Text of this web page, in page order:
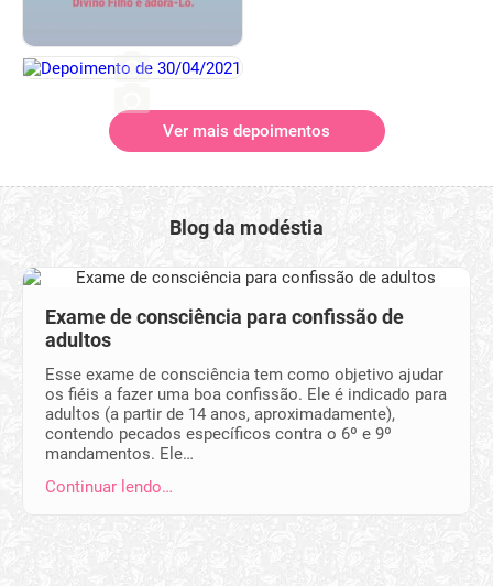
Ver mais depoimentos
Blog da modéstia
Exame de consciência para confissão de
adultos
Esse exame de consciência tem como objetivo ajudar
os fiéis a fazer uma boa confissão. Ele é indicado para
adultos (a partir de 14 anos, aproximadamente),
contendo pecados específicos contra o 6º e 9º
mandamentos. Ele…
Continuar lendo…